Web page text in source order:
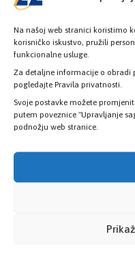
Na našoj web stranici koristimo
korisničko iskustvo, pružili
funkcionalne usluge.
Za detaljne informacije o
pogledajte Pravila privatnosti.
Svoje postavke možete
putem poveznice "Upravljanje
podnožju web stranice.
Provjerite